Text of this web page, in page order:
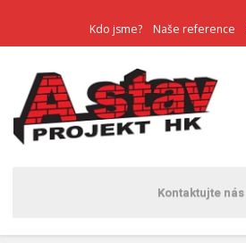
Kdo jsme? Naše reference
Kontaktujte nás